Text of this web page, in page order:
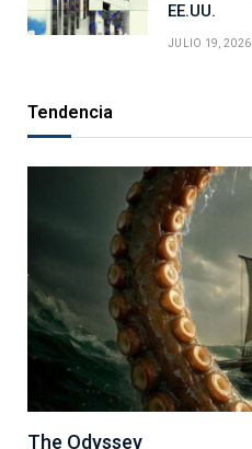
EE.UU.
JULIO 19, 2026
Tendencia
The Odyssey